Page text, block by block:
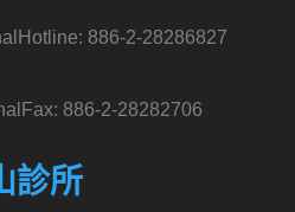
Hotline: 886-2-28286827
Fax: 886-2-28282706
診所